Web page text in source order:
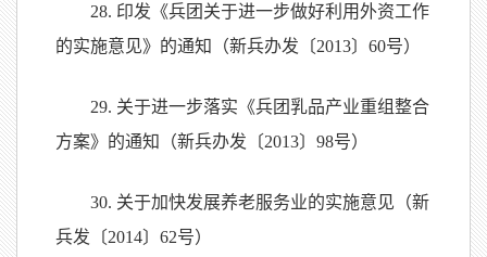
28. 印发《兵团关于进一步做好利用外资工作
的实施意见》的通知（新兵办发〔2013〕60号）
29. 关于进一步落实《兵团乳品产业重组整合
方案》的通知（新兵办发〔2013〕98号）
30. 关于加快发展养老服务业的实施意见（新
兵发〔2014〕62号）